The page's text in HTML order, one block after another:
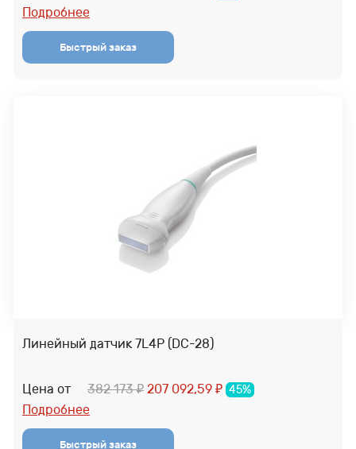
Подробнее
Линейный датчик 7L4P (DC-28)
Цена от 382 173₽ 207 092,59 ₽ 45%
Подробнее